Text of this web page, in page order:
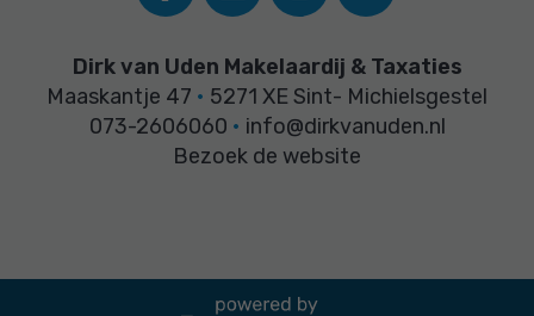
Dirk van Uden Makelaardij & Taxaties
Maaskantje 47 • 5271 XE Sint- Michielsgestel
073-2606060 • info@dirkvanuden.nl
Bezoek de website